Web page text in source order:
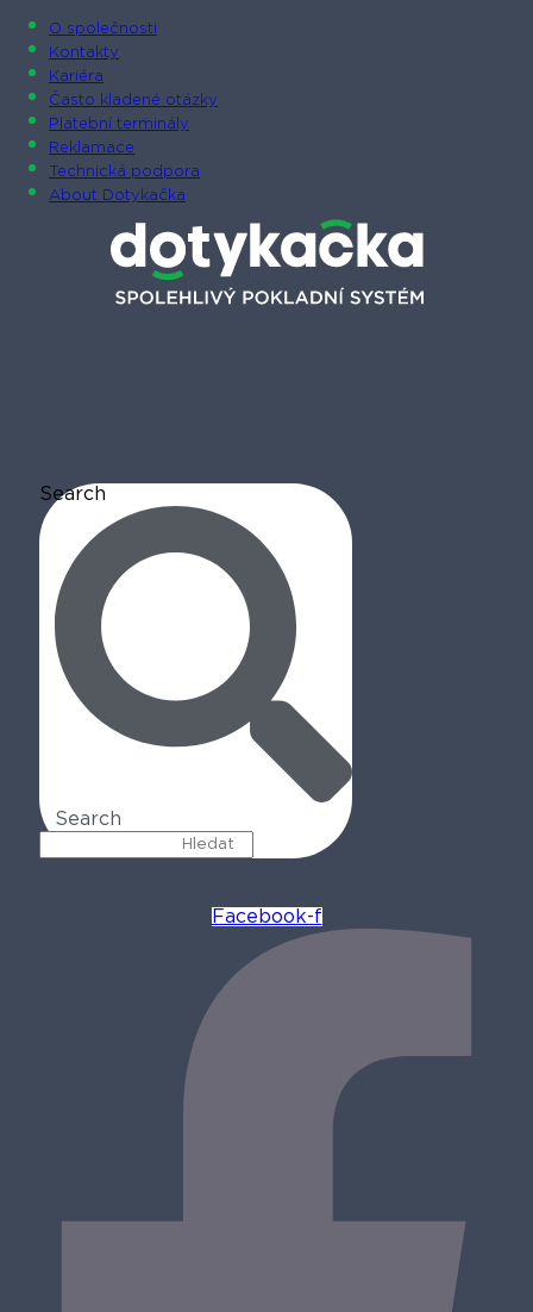
O společnosti
Kontakty
Kariéra
Často kladené otázky
Platební terminály
Reklamace
Technická podpora
About Dotykačka
Search
Search
Facebook-f